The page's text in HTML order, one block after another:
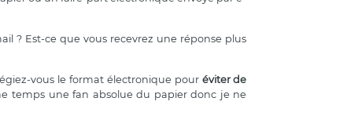
? Est-ce que vous recevrez une réponse plus
vous le format électronique pour éviter de
temps une fan absolue du papier donc je ne